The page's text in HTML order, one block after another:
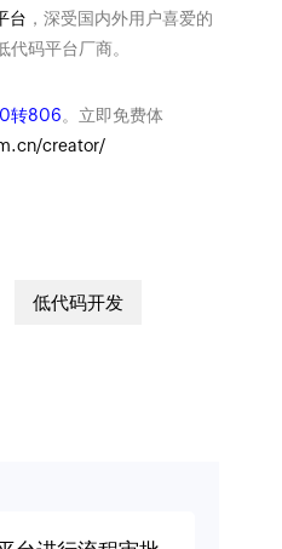
台 ，深受国内外用户喜爱的
码平台厂商。
转806。立即免费体
creator/
低代码开发